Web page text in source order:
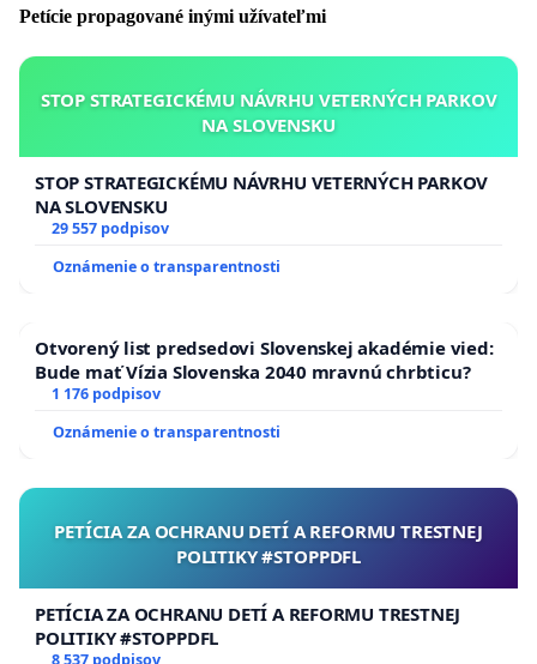
Petície propagované inými užívateľmi
STOP STRATEGICKÉMU NÁVRHU VETERNÝCH PARKOV
NA SLOVENSKU
STOP STRATEGICKÉMU NÁVRHU VETERNÝCH PARKOV
NA SLOVENSKU
29 557 podpisov
Oznámenie o transparentnosti
Otvorený list predsedovi Slovenskej akadémie vied:
Bude mať Vízia Slovenska 2040 mravnú chrbticu?
1 176 podpisov
Oznámenie o transparentnosti
PETÍCIA ZA OCHRANU DETÍ A REFORMU TRESTNEJ
POLITIKY #STOPPDFL
PETÍCIA ZA OCHRANU DETÍ A REFORMU TRESTNEJ
POLITIKY #STOPPDFL
8 537 podpisov